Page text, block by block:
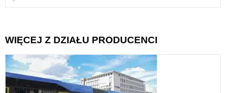
WIĘCEJ Z DZIAŁU PRODUCENCI